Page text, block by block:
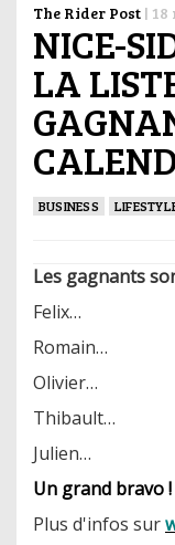
The Rider Post | 18
NICE-
LA
BUSINESS
Les gagnants
Felix…
Romain…
Olivier…
Thibault…
Julien…
Un grand bravo !
Plus d'infos sur